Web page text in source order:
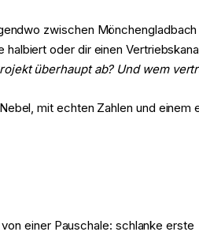
zwischen
oder dir einen
überhaupt ab? Und wem
mit echten Zahlen und
einer Pauschale: schlanke erste